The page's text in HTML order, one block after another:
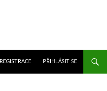
REGISTRACE
PŘIHLÁSIT SE